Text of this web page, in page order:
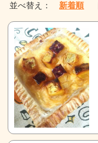
並べ替え： 新着順